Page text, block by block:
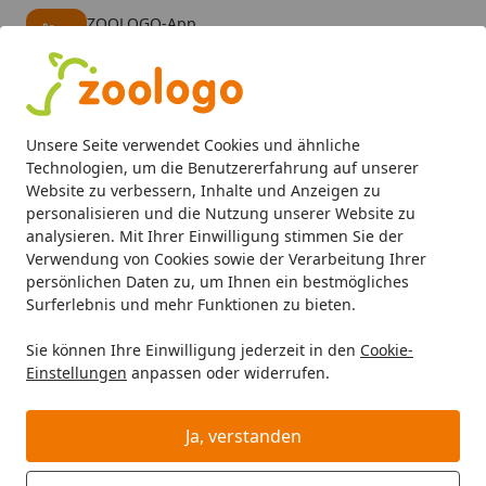
Unsere Seite verwendet Cookies und ähnliche
Technologien, um die Benutzererfahrung auf unserer
Website zu verbessern, Inhalte und Anzeigen zu
personalisieren und die Nutzung unserer Website zu
analysieren. Mit Ihrer Einwilligung stimmen Sie der
Verwendung von Cookies sowie der Verarbeitung Ihrer
persönlichen Daten zu, um Ihnen ein bestmögliches
Surferlebnis und mehr Funktionen zu bieten.
Sie können Ihre Einwilligung jederzeit in den Cookie-
Einstellungen anpassen oder widerrufen.
Ja, verstanden
ZOOLOGO-App
Alle Produkte
Mein Konto
Suchen
Startseite
Hund Hundefutter Trockenfutter CRAVE Truthahn &
CRAVE Truthahn & Huhn
Hundetrockenfutter
BALD VERGRIFFEN